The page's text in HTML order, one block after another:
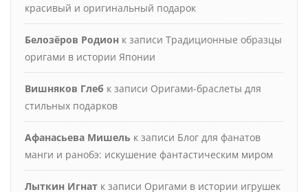
красивый и оригинальный подарок
Белозёров Родион к записи Традиционные образцы
оригами в истории Японии
Вишняков Глеб к записи Оригами-браслеты для
стильных подарков
Афанасьева Мишель к записи Блог для фанатов
манги и ранобэ: искушение фантастическим миром
Лыткин Игнат к записи Оригами в истории игрушек